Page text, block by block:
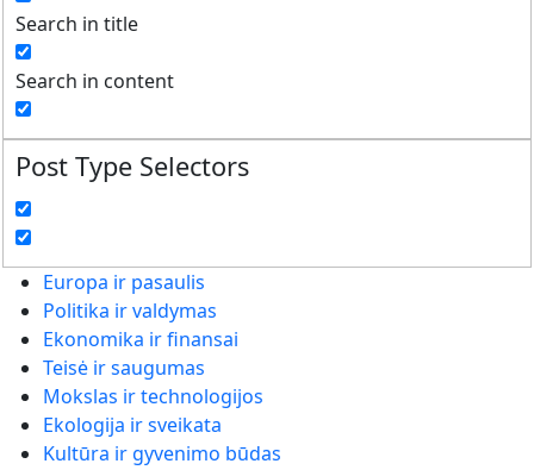
Search in title
Search in content
Post Type Selectors
Europa ir pasaulis
Politika ir valdymas
Ekonomika ir finansai
Teisė ir saugumas
Mokslas ir technologijos
Ekologija ir sveikata
Kultūra ir gyvenimo būdas